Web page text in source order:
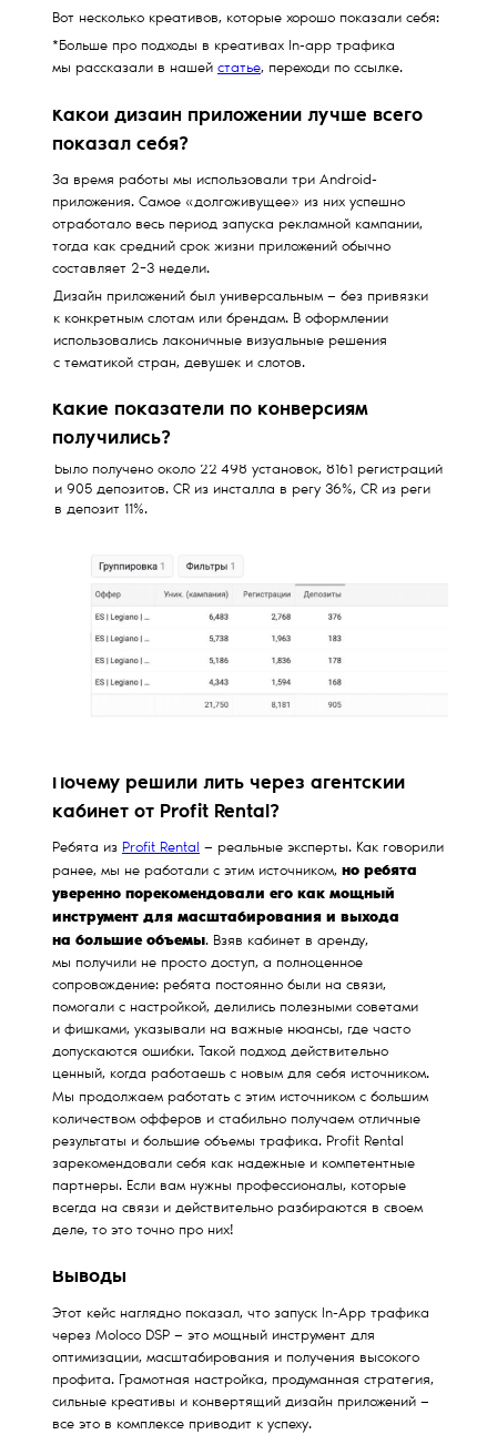
*Больше про подходы в креативах In-app трафика
мы рассказали в нашей статье, переходи по ссылке.
Вот несколько креативов, которые хорошо показали себя:
Какой дизайн приложений лучше всего
показал себя?
За время работы мы использовали три Android-
приложения. Самое «долгоживущее» из них успешно
отработало весь период запуска рекламной кампании,
тогда как средний срок жизни приложений обычно
составляет 2−3 недели.
Дизайн приложений был универсальным — без привязки
к конкретным слотам или брендам. В оформлении
использовались лаконичные визуальные решения
с тематикой стран, девушек и слотов.
Какие показатели по конверсиям
получились?
Было получено около 22 498 установок, 8161 регистраций
и 905 депозитов. CR из инсталла в регу 36%, CR из реги
в депозит 11%.
Почему решили лить через агентский
кабинет от Profit Rental?
Ребята из Profit Rental — реальные эксперты. Как говорили
ранее, мы не работали с этим источником, но ребята
уверенно порекомендовали его как мощный
инструмент для масштабирования и выхода
на большие объемы. Взяв кабинет в аренду,
мы получили не просто доступ, а полноценное
сопровождение: ребята постоянно были на связи,
помогали с настройкой, делились полезными советами
и фишками, указывали на важные нюансы, где часто
допускаются ошибки. Такой подход действительно
ценный, когда работаешь с новым для себя источником.
Мы продолжаем работать с этим источником с большим
количеством офферов и стабильно получаем отличные
результаты и большие объемы трафика. Profit Rental
зарекомендовали себя как надежные и компетентные
партнеры. Если вам нужны профессионалы, которые
всегда на связи и действительно разбираются в своем
деле, то это точно про них!
Выводы
Этот кейс наглядно показал, что запуск In-App трафика
через Moloco DSP — это мощный инструмент для
оптимизации, масштабирования и получения высокого
профита. Грамотная настройка, продуманная стратегия,
сильные креативы и конвертящий дизайн приложений —
все это в комплексе приводит к успеху.